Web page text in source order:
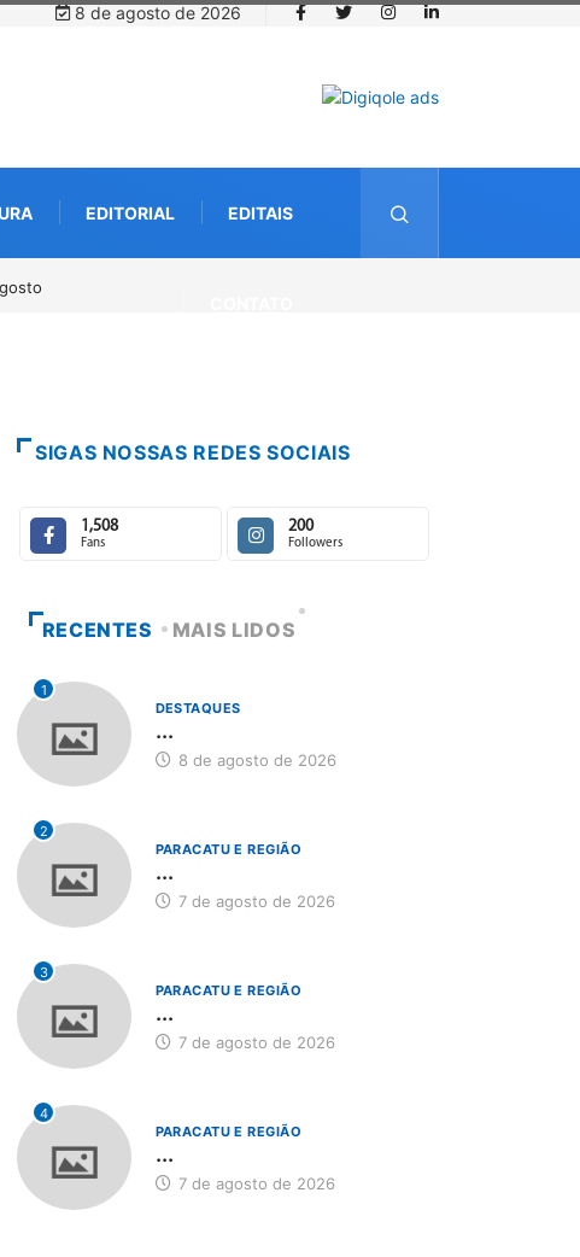
8 de agosto de 2026
EDITORIAL EDITAIS
Paracatu caminha pelos 20 anos da Lei Maria da Penha
SIGAS NOSSAS REDES SOCIAIS
1,508
Fans
200
Followers
RECENTES MAIS LIDOS
1
DESTAQUES
...
8 de agosto de 2026
2
PARACATU E REGIÃO
...
7 de agosto de 2026
3
PARACATU E REGIÃO
...
7 de agosto de 2026
4
PARACATU E REGIÃO
...
7 de agosto de 2026